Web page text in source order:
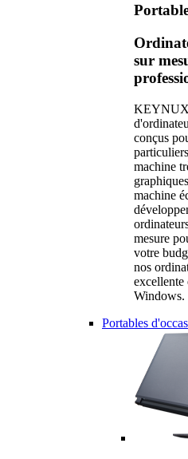
sur
KEYNUX
conçus
machine
machine
mesure
votre
nos
Windows.
Portables